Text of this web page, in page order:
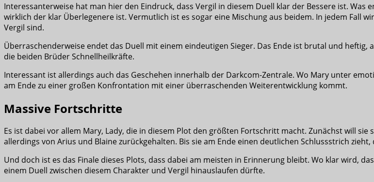
Interessanterweise hat man hier den Eindruck, dass Vergil in diesem Duell klar der Bessere ist.
wirklich der klar Überlegenere ist. Vermutlich ist es sogar eine Mischung aus beidem. In jedem Fall
Vergil sind.
Überraschenderweise endet das Duell mit einem eindeutigen Sieger. Das Ende ist brutal und
die beiden Brüder Schnellheilkräfte.
Interessant ist allerdings auch das Geschehen innerhalb der Darkcom-Zentrale. Wo Mary unter
am Ende zu einer großen Konfrontation mit einer überraschenden Weiterentwicklung kommt.
Massive Fortschritte
Es ist dabei vor allem Mary, Lady, die in diesem Plot den größten Fortschritt macht. Zunächst will
allerdings von Arius und Blaine zurückgehalten. Bis sie am Ende einen deutlichen Schlussstrich
Und doch ist es das Finale dieses Plots, dass dabei am meisten in Erinnerung bleibt. Wo klar wird,
einem Duell zwischen diesem Charakter und Vergil hinauslaufen dürfte.